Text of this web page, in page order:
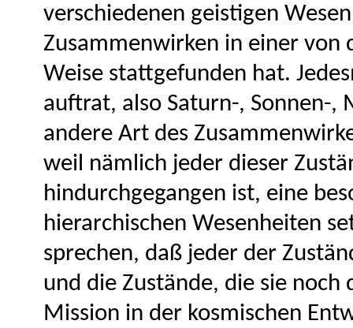
verschiedenen geistigen
Zusammenwirken in einer von
Weise stattgefunden hat.
auftrat, also Saturn-, Sonnen-,
andere Art des
weil nämlich jeder dieser
hindurchgegangen ist, eine
hierarchischen Wesenheiten
sprechen, daß jeder der
und die Zustände, die sie
Mission in der kosmischen